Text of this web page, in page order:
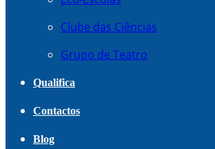
Clube das Ciências
Grupo de Teatro
Qualifica
Contactos
Blog